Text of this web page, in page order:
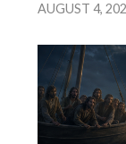
AUGUST 4,